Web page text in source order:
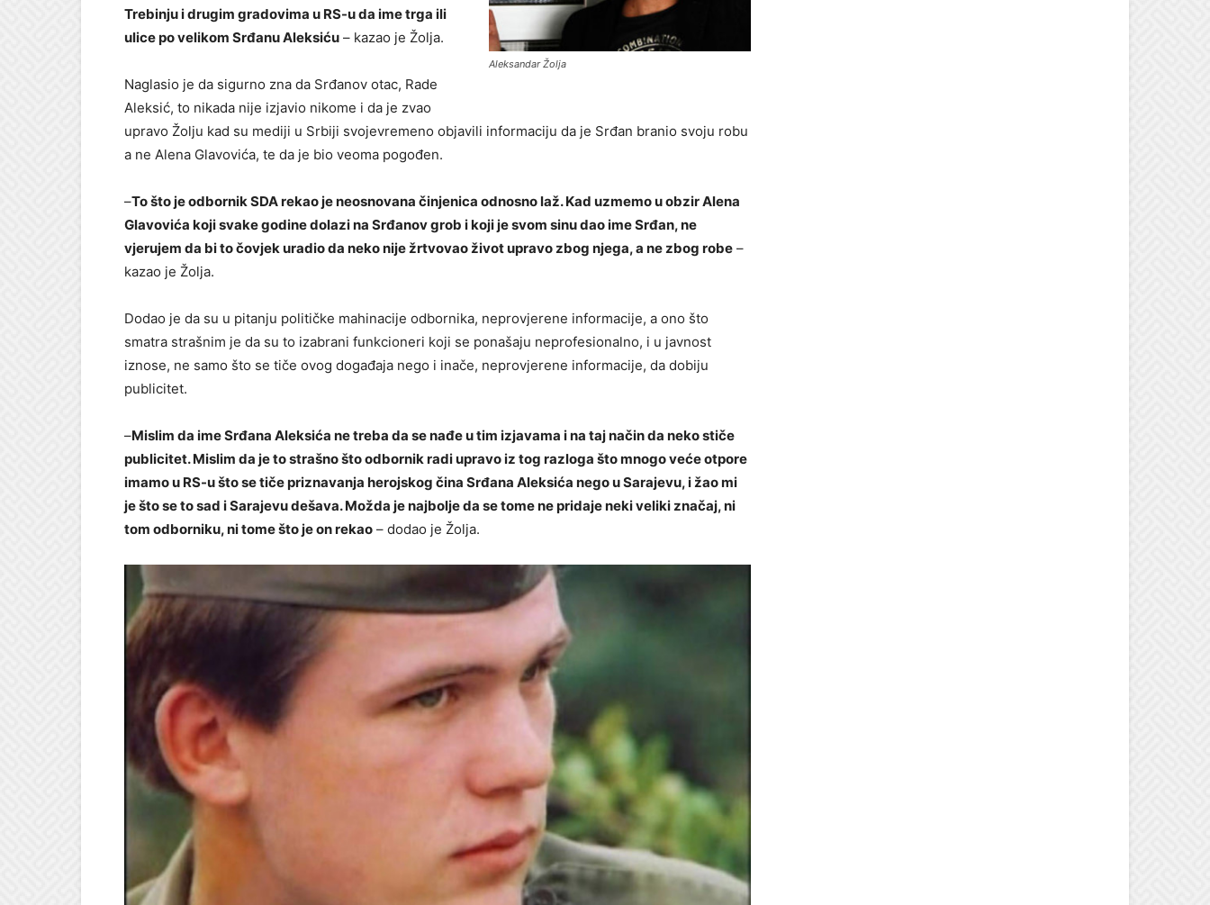
Aleksandar Žolja
Trebinju i drugim gradovima u RS-u da ime trga ili
ulice po velikom Srđanu Aleksiću – kazao je Žolja.
Naglasio je da sigurno zna da Srđanov otac, Rade
Aleksić, to nikada nije izjavio nikome i da je zvao
upravo Žolju kad su mediji u Srbiji svojevremeno objavili informaciju da je Srđan branio svoju robu
a ne Alena Glavovića, te da je bio veoma pogođen.
–To što je odbornik SDA rekao je neosnovana činjenica odnosno laž. Kad uzmemo u obzir Alena
Glavovića koji svake godine dolazi na Srđanov grob i koji je svom sinu dao ime Srđan, ne
vjerujem da bi to čovjek uradio da neko nije žrtvovao život upravo zbog njega, a ne zbog robe –
kazao je Žolja.
Dodao je da su u pitanju političke mahinacije odbornika, neprovjerene informacije, a ono što
smatra strašnim je da su to izabrani funkcioneri koji se ponašaju neprofesionalno, i u javnost
iznose, ne samo što se tiče ovog događaja nego i inače, neprovjerene informacije, da dobiju
publicitet.
–Mislim da ime Srđana Aleksića ne treba da se nađe u tim izjavama i na taj način da neko stiče
publicitet. Mislim da je to strašno što odbornik radi upravo iz tog razloga što mnogo veće otpore
imamo u RS-u što se tiče priznavanja herojskog čina Srđana Aleksića nego u Sarajevu, i žao mi
je što se to sad i Sarajevu dešava. Možda je najbolje da se tome ne pridaje neki veliki značaj, ni
tom odborniku, ni tome što je on rekao – dodao je Žolja.